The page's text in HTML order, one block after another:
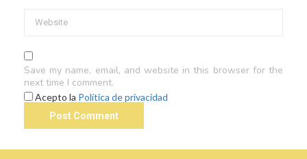
Save my name, email, and website in this browser for the
next time I comment.
Acepto la Política de privacidad